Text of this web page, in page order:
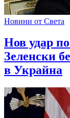
Новини от Света
Нов удар
Зеленски
в Украйна